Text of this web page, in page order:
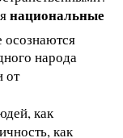
национальные
осознаются
народа
от
как
как